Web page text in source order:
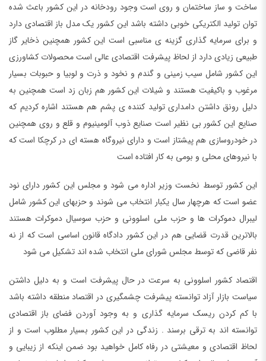
ساخت و ساز ساختمان و روی است وجود رودخانه در این کشور باعث شده
توان تولید الکتریکی خوبی داشته باشد این کشور یک مدل باز اقتصادی دارد
و برای سرمایه گذاری گزینه ی مناسبی است این کشور همچنین ذخایر گاز
طبیعی زیادی دارد از لحاظ پیشرفت اقتصادی عالی است محصولات کشاورزی
این کشور شامل سیب زمینی و گندم و نخود و ذرت و لوبیا و حبوبات بسیار
مرغوب و باکیفیت هستند و شیلات این کشور هم زبان زد است همچنین به
دلیل رونق داشتن دامداری تولید کننده ی پشم هم هستند اشاره کردیم که
صنایع این کشور بی نظیر است صنایع ذوب آلومینیوم و قلع و روی همچنین
در خودروسازی هم پیشتاز است و دارای نیروگاه هسته ای در کرچکا است که
با نیروهای محلی و بومی به کار افتاده است
این کشور توسط نخست وزیر اداره می شود و مجلس این کشور دارای نود
عضو است که هرچهار سال یکبار انتخاب می شوند و حزبهای این کشور شامل
لیبرال دموکرات ها و حزب ملی اسلوونی و حزب سوسیال دموکرات هستند
بالاترین قدرت قضایی هم در این کشور دادگاه قانون اساسی است که از نه
نفر قاضی که توسط مجلس شورای ملی انتخاب شده اند تشکیل می شود
اقتصاد کشور اسلوونی به سرعت در حال پیشرفت است و به دلیل داشتن
سیاست بازار آزاد توانسته پیشرفت چشمگیری در اقتصاد منطقه داشته باشد
با کم کردن ریسک سرمایه گذاری و به وجود آوردن فضای باز اقتصادی
توانسته اند به ترقی برسند . زندگی در این کشور بسیار مطلوب است و از
لحاظ اقتصادی و معیشتی در رفاه کامل خواهید بود ضمن اینکه از زیبایی و